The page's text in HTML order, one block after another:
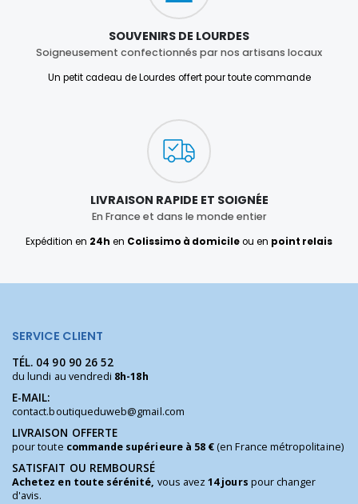
SOUVENIRS DE LOURDES
Soigneusement confectionnés par nos artisans locaux
Un petit cadeau de Lourdes offert pour toute commande
LIVRAISON RAPIDE ET SOIGNÉE
En France et dans le monde entier
Expédition en 24h en Colissimo à domicileou en point relais
SERVICE CLIENT
TÉL. 04 90 90 26 52
du lundi au vendredi 8h-18h
E-MAIL:
contact.boutiqueduweb@gmail.com
LIVRAISON OFFERTE
pour toute commande supérieure à 58 €(en France métropolitaine)
SATISFAIT OU REMBOURSÉ
Achetez en toute sérénité, vous avez14 jours pour changer
d'avis.